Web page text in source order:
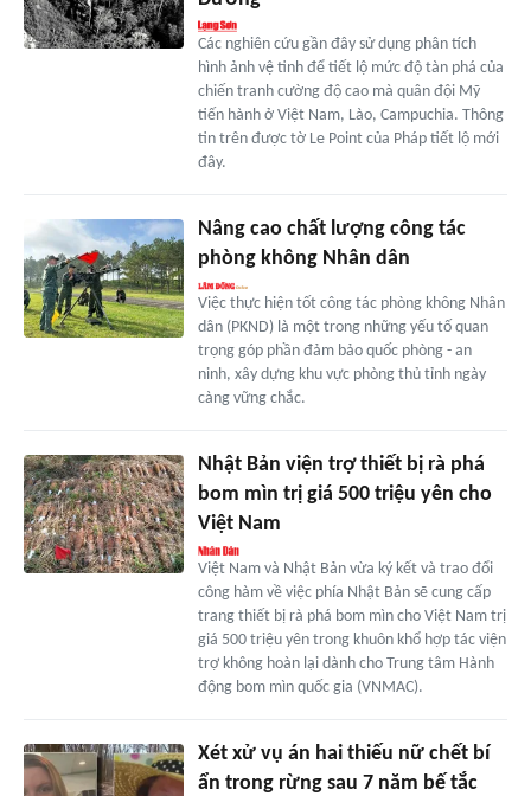
Các nghiên cứu gần đây sử dụng phân tích
hình ảnh vệ tinh để tiết lộ mức độ tàn phá của
chiến tranh cường độ cao mà quân đội Mỹ
tiến hành ở Việt Nam, Lào, Campuchia. Thông
tin trên được tờ Le Point của Pháp tiết lộ mới
đây.
Nâng cao chất lượng công tác
phòng không Nhân dân
Việc thực hiện tốt công tác phòng không Nhân
dân (PKND) là một trong những yếu tố quan
trọng góp phần đảm bảo quốc phòng - an
ninh, xây dựng khu vực phòng thủ tỉnh ngày
càng vững chắc.
Nhật Bản viện trợ thiết bị rà phá
bom mìn trị giá 500 triệu yên cho
Việt Nam
Việt Nam và Nhật Bản vừa ký kết và trao đổi
công hàm về việc phía Nhật Bản sẽ cung cấp
trang thiết bị rà phá bom mìn cho Việt Nam trị
giá 500 triệu yên trong khuôn khổ hợp tác viện
trợ không hoàn lại dành cho Trung tâm Hành
động bom mìn quốc gia (VNMAC).
Xét xử vụ án hai thiếu nữ chết bí
ẩn trong rừng sau 7 năm bế tắc